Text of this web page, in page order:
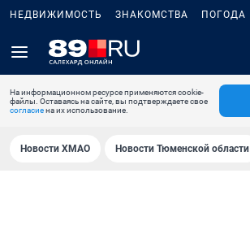
НЕДВИЖИМОСТЬ ЗНАКОМСТВА ПОГОДА
На информационном ресурсе применяются cookie-
файлы. Оставаясь на сайте, вы подтверждаете свое
согласиена их использование.
Новости ХМАО Новости Тюменской области